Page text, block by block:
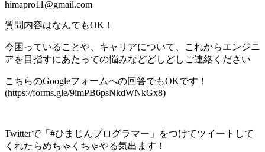
himapro11@gmail.com
質問内容はなんでもOK！
今困っていることや、キャリアについて、これからエンジニ
アを目指すにあたっての悩みなどどしどしご連絡ください
こちらのGoogleフォームへの回答でもOKです！
(https://forms.gle/9imPB6psNkdWNkGx8)
Twitterで「#ひまじんプログラマー」をつけてツイートして
くれたらめちゃくちゃやる気出ます！